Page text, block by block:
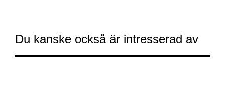
Du kanske också är intresserad av